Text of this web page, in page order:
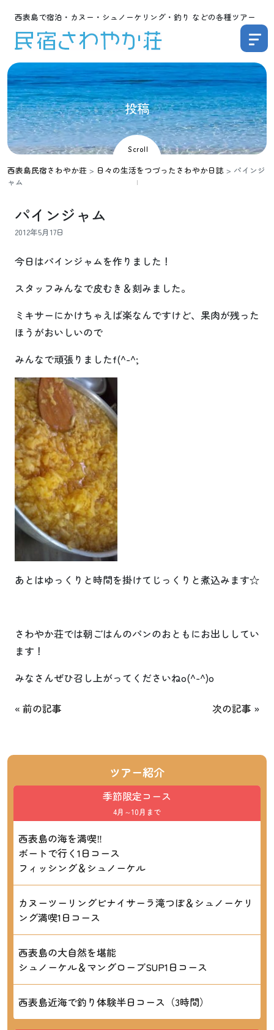
西表島で宿泊・カヌー・シュノーケリング・釣り などの各種ツアー
投稿
Scroll
西表島民宿さわやか荘 > 日々の生活をつづったさわやか日誌 > パインジ
ャム
パインジャム
2012年5月17日
今日はパインジャムを作りました！
スタッフみんなで皮むき＆刻みました。
ミキサーにかけちゃえば楽なんですけど、果肉が残った
ほうがおいしいので
みんなで頑張りましたf(^-^;
あとはゆっくりと時間を掛けてじっくりと煮込みます☆
さわやか荘では朝ごはんのパンのおともにお出ししてい
ます！
みなさんぜひ召し上がってくださいねo(^-^)o
« 前の記事 次の記事 »
ツアー紹介
季節限定コース
4月～10月まで
西表島の海を満喫‼
ボートで行く1日コース
フィッシング＆シュノーケル
カヌーツーリングピナイサーラ滝つぼ＆シュノーケリ
ング満喫1日コース
西表島の大自然を堪能
シュノーケル＆マングローブSUP1日コース
西表島近海で釣り体験半日コース（3時間）